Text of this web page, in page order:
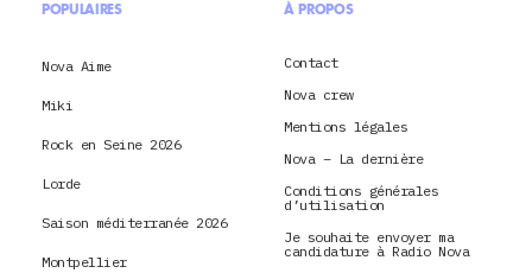
POPULAIRES
Nova Aime
Miki
Rock en Seine 2026
Lorde
Saison méditerranée 2026
Montpellier
À PROPOS
Contact
Nova crew
Mentions légales
Nova – La dernière
Conditions générales
d’utilisation
Je souhaite envoyer ma
candidature à Radio Nova